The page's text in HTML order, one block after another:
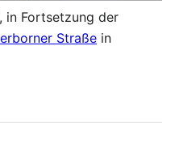
in Fortsetzung der
Straße in